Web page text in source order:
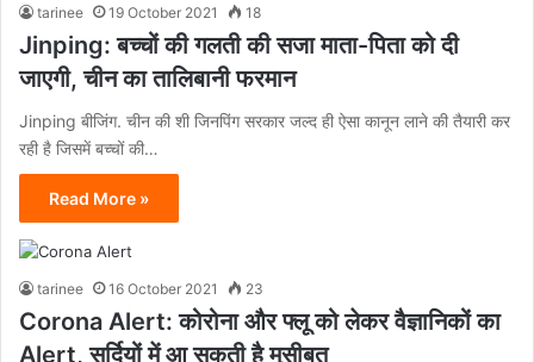
tarinee 19 October 2021 18
Jinping: बच्चों की गलती की सजा माता-पिता को दी
जाएगी, चीन का तालिबानी फरमान
Jinping बीजिंग. चीन की शी जिनपिंग सरकार जल्द ही ऐसा कानून लाने की तैयारी कर
रही है जिसमें बच्चों की…
Read More »
tarinee 16 October 2021 23
Corona Alert: कोरोना और फ्लू को लेकर वैज्ञानिकों का
Alert, सर्दियों में आ सकती है मुसीबत